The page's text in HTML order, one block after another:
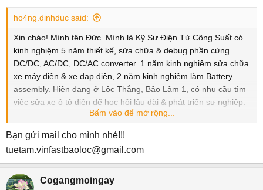
ho4ng.dinhduc said:
Xin chào! Mình tên Đức. Mình là Kỹ Sư Điện Tử Công Suất có
kinh nghiệm 5 năm thiết kế, sửa chữa & debug phần cứng
DC/DC, AC/DC, DC/AC converter. 1 năm kinh nghiệm sửa chữa
xe máy điện & xe đạp điện, 2 năm kinh nghiệm làm Battery
assembly. Hiện đang ở Lộc Thắng, Bảo Lâm 1, có nhu cầu tìm
việc sửa xe ô tô điện để học hỏi lâu dài & phát triển sự nghiệp.
& máy dầu thêm luôn hay chỉ sửa xe điện cho Vinfast thôi bạn
HR?
.
Mình sẽ gửi email sau nhé
Bấm vào để mở rộng...
Bạn gửi mail cho mình nhé!!!
tuetam.vinfastbaoloc@gmail.com
Cogangmoingay